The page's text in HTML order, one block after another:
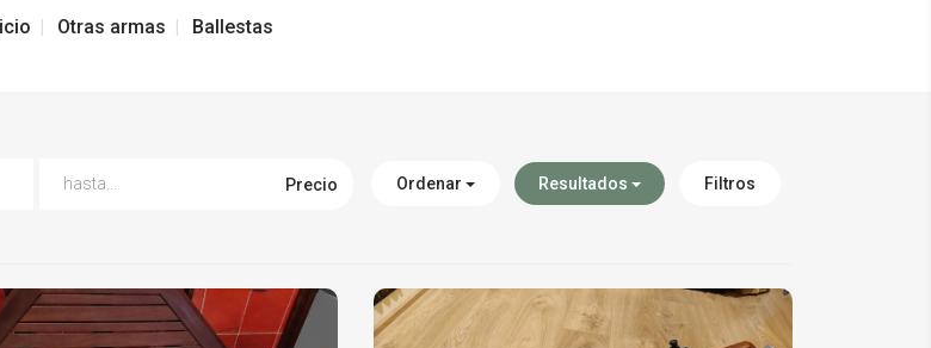
Otras armas Ballestas
Precio Ordenar Resultados Filtros